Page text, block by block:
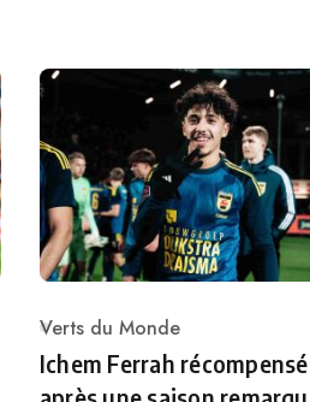
Category
Verts du Monde
Ichem Ferrah récompensé